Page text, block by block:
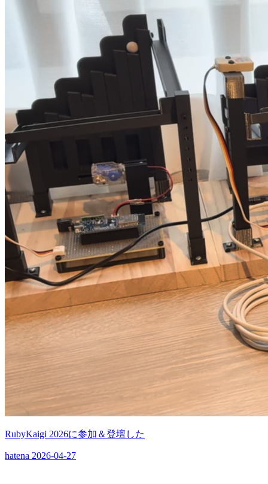
RubyKaigi 2026に参加＆登壇した
hatena 2026-04-27